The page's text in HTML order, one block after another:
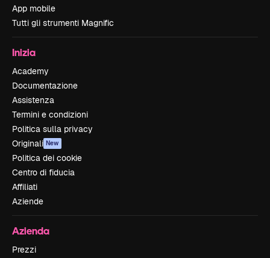
App mobile
Tutti gli strumenti Magnific
Inizia
Academy
Documentazione
Assistenza
Termini e condizioni
Politica sulla privacy
Originali New
Politica dei cookie
Centro di fiducia
Affiliati
Aziende
Azienda
Prezzi